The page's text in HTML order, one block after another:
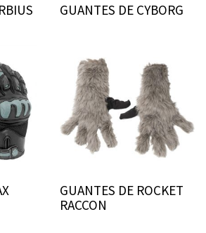
GUANTES DE CYBORG
GUANTES DE ROCKET
RACCON